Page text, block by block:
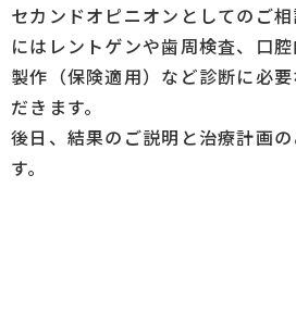
セカンドオピニオンとしてのご
にはレントゲンや歯周検査、口
製作（保険適用）など診断に必
だきます。
後日、結果のご説明と治療計画
す。